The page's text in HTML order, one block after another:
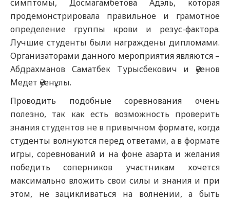
симптомы, Досмагамбетова Адэль, которая
продемонстрировала правильное и грамотное
определение группы крови и резус-фактора.
Лучшие студенты были награждены дипломами.
Организаторами данного мероприятия являются –
Абдрахманов Саматбек Турысбекович и Әуенов
Медет Әуенұлы.
Проводить подобные соревнования очень
полезно, так как есть возможность проверить
знания студентов не в привычном формате, когда
студенты волнуются перед ответами, а в формате
игры, соревнований и на фоне азарта и желания
победить соперников участникам хочется
максимально вложить свои силы и знания и при
этом, не зацикливаться на волнении, а быть